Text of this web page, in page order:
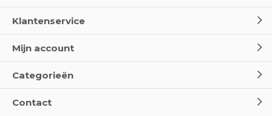
Klantenservice
Mijn account
Categorieën
Contact